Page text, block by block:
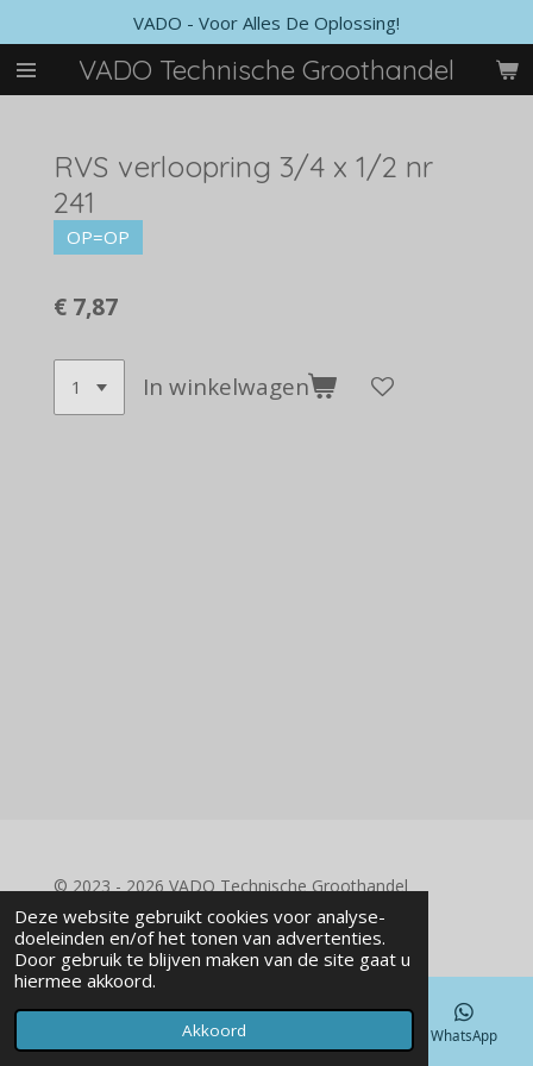
Deze website gebruikt cookies voor analyse-
doeleinden en/of het tonen van advertenties.
Door gebruik te blijven maken van de site gaat u
hiermee akkoord.
Akkoord
direct
naar
de
VADO Technische Groothandel
VADO - Voor Alles De Oplossing!
RVS verloopring 3/4 x 1/2 nr
241
OP=OP
€ 7,87
In winkelwagen
© 2023 - 2026 VADO Technische Groothandel
Powered byJouwWeb
Telefoonnummer WhatsApp